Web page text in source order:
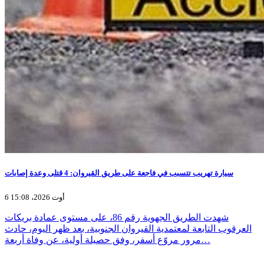
سيارة تهريب تتسبب في فاجعة على طريق القيروان: 4 قتلى وعدة إصابات
6 أوت 2026، 15:08
شهدت الطريق الجهوية رقم 86، على مستوى عمادة بريكات
العرقوب التابعة لمعتمدية القيروان الجنوبية، بعد ظهر اليوم، حادث
مرور مروّع أسفر، وفق حصيلة أولية، عن وفاة أربعة…